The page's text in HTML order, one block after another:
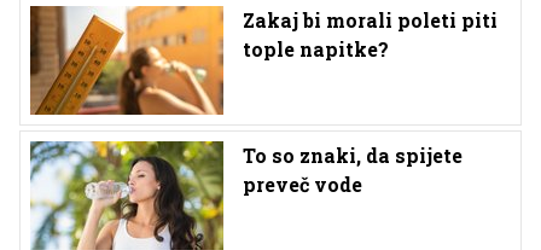
Zakaj bi morali poleti piti
tople napitke?
To so znaki, da spijete
preveč vode